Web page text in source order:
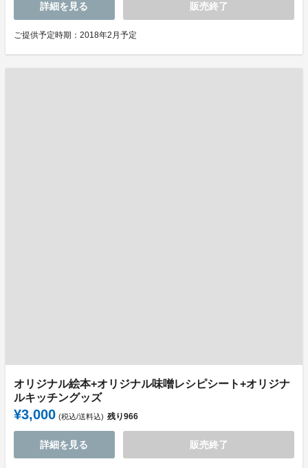
詳細を見る 販売終了
ご提供予定時期：2018年2月予定
オリジナル絵本+オリジナル味噌レシピシート+オリジナ
ルキッチングッズ
¥3,000 (税込/送料込) 残り966
詳細を見る 販売終了